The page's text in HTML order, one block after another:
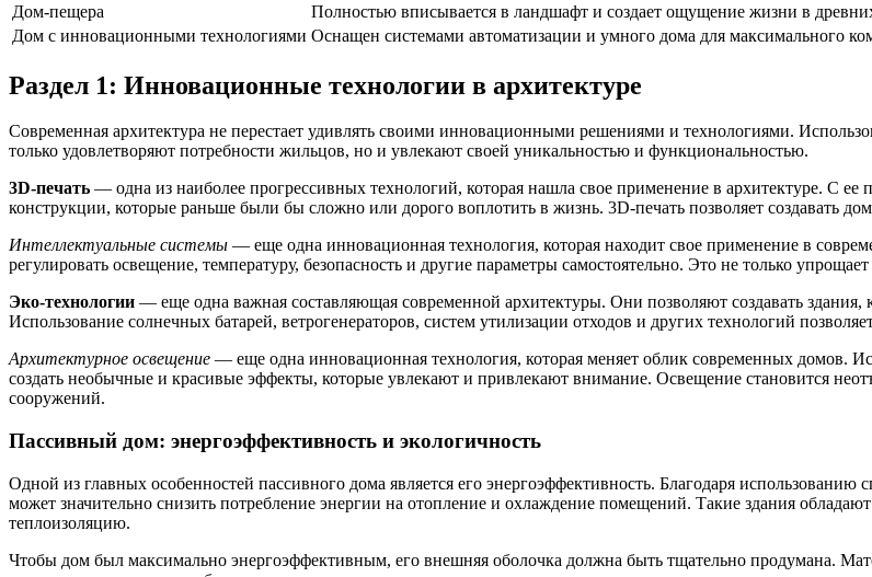
Дом-пещера
Полностью вписывается в ландшафт и создает ощущение жизни в
Дом с инновационными технологиями Оснащен системами автоматизации и умного дома для максимального
Раздел 1: Инновационные технологии в архитектуре
Современная архитектура не перестает удивлять своими инновационными решениями и технологиями.
только удовлетворяют потребности жильцов, но и увлекают своей уникальностью и функциональностью.
3D-печать — одна из наиболее прогрессивных технологий, которая нашла свое применение в архитектуре. С
конструкции, которые раньше были бы сложно или дорого воплотить в жизнь. 3D-печать позволяет создавать
Интеллектуальные системы — еще одна инновационная технология, которая находит свое применение в
регулировать освещение, температуру, безопасность и другие параметры самостоятельно. Это не только
Эко-технологии — еще одна важная составляющая современной архитектуры. Они позволяют создавать
Использование солнечных батарей, ветрогенераторов, систем утилизации отходов и других технологий
Архитектурное освещение — еще одна инновационная технология, которая меняет облик современных домов.
создать необычные и красивые эффекты, которые увлекают и привлекают внимание. Освещение становится
сооружений.
Пассивный дом: энергоэффективность и экологичность
Одной из главных особенностей пассивного дома является его энергоэффективность. Благодаря
может значительно снизить потребление энергии на отопление и охлаждение помещений. Такие здания
теплоизоляцию.
Чтобы дом был максимально энергоэффективным, его внешняя оболочка должна быть тщательно продумана.